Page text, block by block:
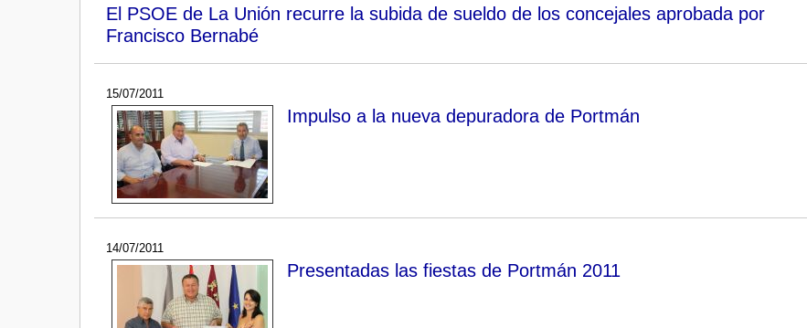
El PSOE de La Unión recurre la subida de sueldo de los concejales aprobada por
Francisco Bernabé
15/07/2011
Impulso a la nueva depuradora de Portmán
14/07/2011
Presentadas las fiestas de Portmán 2011